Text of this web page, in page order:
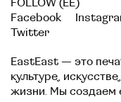
FOLLOW (EE)
Facebook
Twitter
EastEast — это
культуре,
жизни. Мы создаем